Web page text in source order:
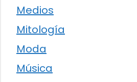
Medios
Mitología
Moda
Música